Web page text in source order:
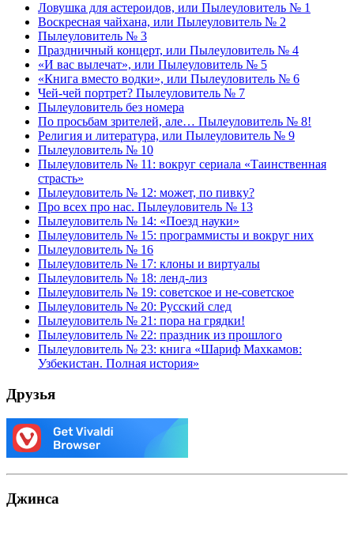
Ловушка для астероидов, или Пылеуловитель № 1
Воскресная чайхана, или Пылеуловитель № 2
Пылеуловитель № 3
Праздничный концерт, или Пылеуловитель № 4
«И вас вылечат», или Пылеуловитель № 5
«Книга вместо водки», или Пылеуловитель № 6
Чей-чей портрет? Пылеуловитель № 7
Пылеуловитель без номера
По просьбам зрителей, але… Пылеуловитель № 8!
Религия и литература, или Пылеуловитель № 9
Пылеуловитель № 10
Пылеуловитель № 11: вокруг сериала «Таинственная
страсть»
Пылеуловитель № 12: может, по пивку?
Про всех про нас. Пылеуловитель № 13
Пылеуловитель № 14: «Поезд науки»
Пылеуловитель № 15: программисты и вокруг них
Пылеуловитель № 16
Пылеуловитель № 17: клоны и виртуалы
Пылеуловитель № 18: ленд-лиз
Пылеуловитель № 19: советское и не-советское
Пылеуловитель № 20: Русский след
Пылеуловитель № 21: пора на грядки!
Пылеуловитель № 22: праздник из прошлого
Пылеуловитель № 23: книга «Шариф Махкамов:
Узбекистан. Полная история»
Друзья
Джинса